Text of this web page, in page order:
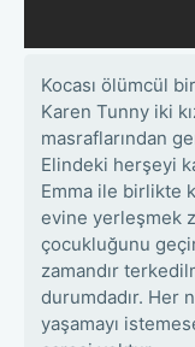
Kocası ölümcül
Karen Tunny iki
masraflarından
Elindeki herşeyi
Emma ile birlikte
evine yerleşmek
çocukluğunu
zamandır
durumdadır. Her
yaşamayı